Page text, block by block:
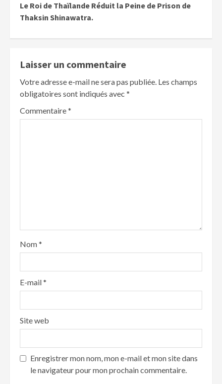
Le Roi de Thaïlande Réduit la Peine de Prison de
Thaksin Shinawatra.
Laisser un commentaire
Votre adresse e-mail ne sera pas publiée. Les champs
obligatoires sont indiqués avec *
Commentaire*
Nom*
E-mail*
Site web
Enregistrer mon nom, mon e-mail et mon site dans
le navigateur pour mon prochain commentaire.